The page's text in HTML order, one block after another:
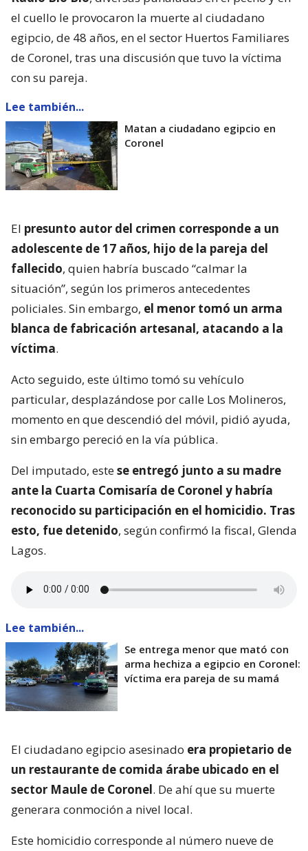
el cuello le provocaron la muerte al ciudadano
egipcio, de 48 años, en el sector Huertos Familiares
de Coronel, tras una discusión que tuvo la víctima
con su pareja.
Lee también...
Matan a ciudadano egipcio en
Coronel
El presunto autor del crimen corresponde a un
adolescente de 17 años, hijo de la pareja del
fallecido, quien habría buscado “calmar la
situación”, según los primeros antecedentes
policiales. Sin embargo, el menor tomó un arma
blanca de fabricación artesanal, atacando a la
víctima.
Acto seguido, este último tomó su vehículo
particular, desplazándose por calle Los Molineros,
momento en que descendió del móvil, pidió ayuda,
sin embargo pereció en la vía pública.
Del imputado, estese entregó junto a su madre
ante la Cuarta Comisaría de Coronel y habría
reconocido su participación en el homicidio. Tras
esto, fue detenido, según confirmó la fiscal, Glenda
Lagos.
Lee también...
Se entrega menor que mató con
arma hechiza a egipcio en Coronel:
víctima era pareja de su mamá
El ciudadano egipcio asesinado era propietario de
un restaurante de comida árabe ubicado en el
sector Maule de Coronel. De ahí que su muerte
generara conmoción a nivel local.
Este homicidio corresponde al número nueve de